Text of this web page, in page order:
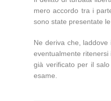
mero accordo tra i
sono state presentate
Ne deriva che,
eventualmente ritenersi
già verificato per il
esame.